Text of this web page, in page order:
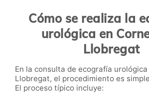
Cómo se realiza la
urológica en
Llobregat
En la consulta de ecografía
Llobregat, el procedimiento es
El proceso típico incluye: